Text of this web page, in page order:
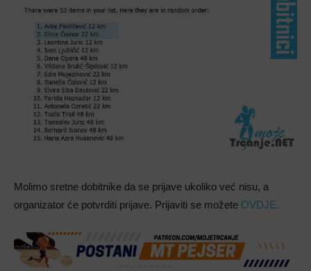
Molimo sretne dobitnike da se prijave ukoliko već nisu, a
organizator će potvrditi prijave. Prijaviti se možete OVDJE.